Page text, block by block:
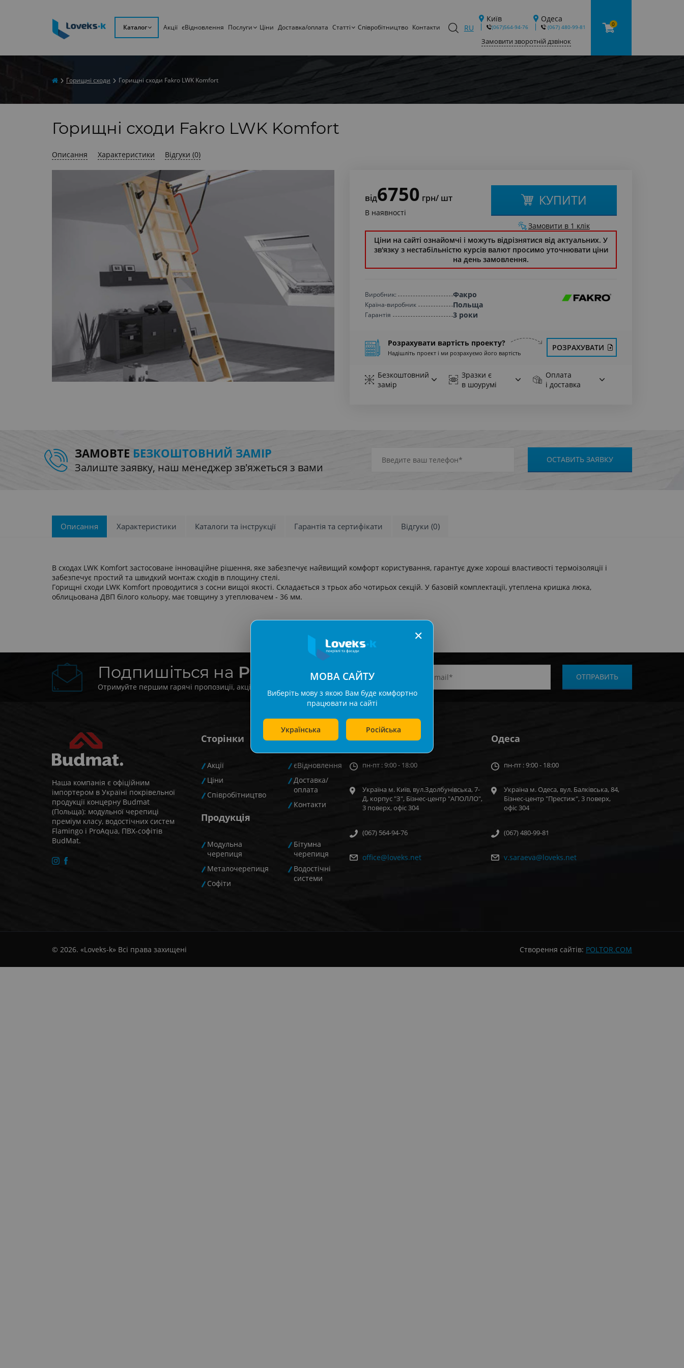
Каталог Акції єВідновлення Послуги Ціни Доставка/оплата Статтi Співробітництво Контакти RU
Київ
(067)564-94-76
Одеса
‎ (067) 480-99-81
Замовити зворотній дзвінок
0
Горищні сходи Горищні сходи Fakro LWK Komfort
Горищні сходи Fakro LWK Komfort
Описання Характеристики Відгуки (0)
від6750 грн/ шт
В наявності
КУПИТИ
Замовити в 1 клік
Ціни на сайті ознайомчі і можуть відрізнятися від актуальних. У
зв'язку з нестабільністю курсів валют просимо уточнювати ціни
на день замовлення.
Виробник: Факро
Країна-виробник Польща
Гарантiя 3 роки
Розрахувати вартість проекту?
Надішліть проект і ми розрахуємо його вартість
РОЗРАХУВАТИ
Безкоштовний
замір
Зразки є
в шоурумі
Оплата
і доставка
ЗАМОВТЕ БЕЗКОШТОВНИЙ ЗАМІР
Залиште заявку, наш менеджер зв'яжеться з вами
Описання Характеристики Каталоги та інструкції Гарантія та сертифікати Відгуки (0)
В сходах LWK Komfort застосоване інноваційне рішення, яке забезпечує найвищий комфорт користування, гарантує дуже хороші властивості термоізоляції і
забезпечує простий та швидкий монтаж сходів в площину стелі.
Горищні сходи LWК Komfort проводитися з сосни вищої якості. Складається з трьох або чотирьох секцій. У базовій комплектації, утеплена кришка люка,
облицьована ДВП білого кольору, має товщину з утеплювачем - 36 мм.
Подпишіться на Розсилку
Отримуйте першим гарячі пропозиції, акції та новинки!
Наша компанія є офіційним
імпортером в Україні покрівельної
продукції концерну Budmat
(Польща): модульної черепиці
преміум класу, водостічних систем
Flamingo і ProAqua, ПВХ-софітів
BudMat.
Сторінки
Акції
єВідновлення
Ціни
Доставка/
оплата
Співробітництво
Контакти
Продукція
Модульна
черепиця
Бітумна
черепиця
Металочерепиця
Водостічні
системи
Cофіти
Київ
пн-пт : 9:00 - 18:00
Україна м. Київ, вул.Здолбунівська, 7-
Д, корпус "З", Бізнес-центр "АПОЛЛО",
3 поверх, офiс 304
(067) 564-94-76
office@loveks.net
Одеса
пн-пт : 9:00 - 18:00
Україна м. Одеса, вул. Балківська, 84,
Бізнес-центр "Престиж", 3 поверх,
офіс 304
(067) 480-99-81
v.saraeva@loveks.net
© 2026. «Loveks-k» Всі права захищені Створення сайтів: POLTOR.COM
✕
МОВА САЙТУ
Виберіть мову з якою Вам буде комфортно
працювати на сайті
Українська Російська